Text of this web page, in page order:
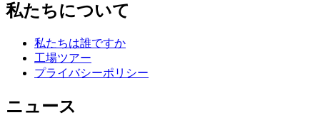
私たちについて
私たちは誰ですか
工場ツアー
プライバシーポリシー
ニュース